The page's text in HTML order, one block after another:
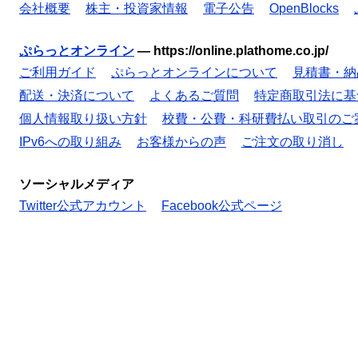
会社概要
株主・投資家情報 電子公告 OpenBlocks
ぷらっとオンライン — https://online.plathome.co.jp/
ご利用ガイド
ぷらっとオンラインについて
見積書・
配送・決済について
よくあるご質問
特定商取引法に
個人情報取り扱い方針
校費・公費・科研費払い取引のご
IPv6への取り組み
お客様からの声 ご注文の取り消し
ソーシャルメディア
Twitter公式アカウント
Facebook公式ページ